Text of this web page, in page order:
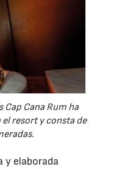
Cana Rum ha
resort y consta de
y elaborada